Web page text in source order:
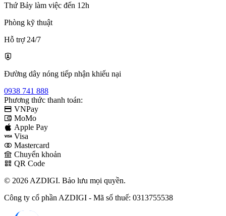
Thứ Bảy làm việc đến 12h
Phòng kỹ thuật
Hỗ trợ 24/7
Đường dây nóng tiếp nhận khiếu nại
0938 741 888
Phương thức thanh toán:
VNPay
MoMo
Apple Pay
Visa
Mastercard
Chuyển khoản
QR Code
© 2026 AZDIGI. Bảo lưu mọi quyền.
Công ty cổ phần AZDIGI - Mã số thuế: 0313755538